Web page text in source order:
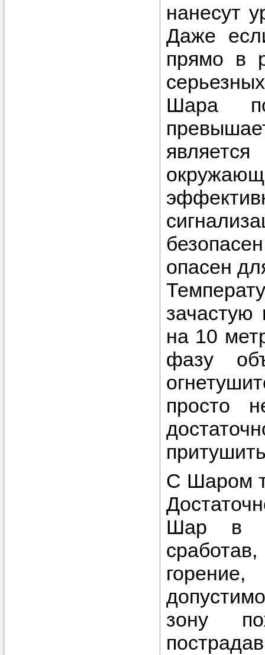
нанесут
Даже
прямо в
Шара
опасен
зачастую
на 10
фазу
просто
С Шаром
Шар в
зону